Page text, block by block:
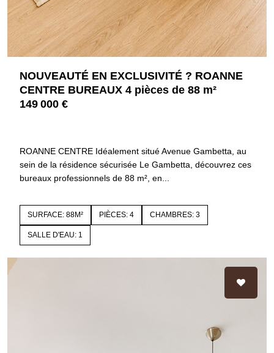
NOUVEAUTÉ EN EXCLUSIVITÉ ? ROANNE
CENTRE BUREAUX 4 pièces de 88 m²
149 000 €
ROANNE CENTRE Idéalement situé Avenue Gambetta, au
sein de la résidence sécurisée Le Gambetta, découvrez ces
bureaux professionnels de 88 m², en...
SURFACE: 88M² PIÈCES: 4 CHAMBRES: 3
SALLE D'EAU: 1